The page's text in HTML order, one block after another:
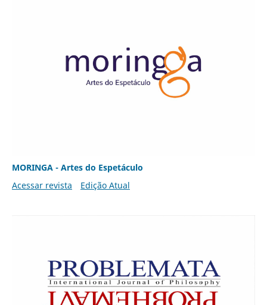
MORINGA - Artes do Espetáculo
Acessar revista
Edição Atual